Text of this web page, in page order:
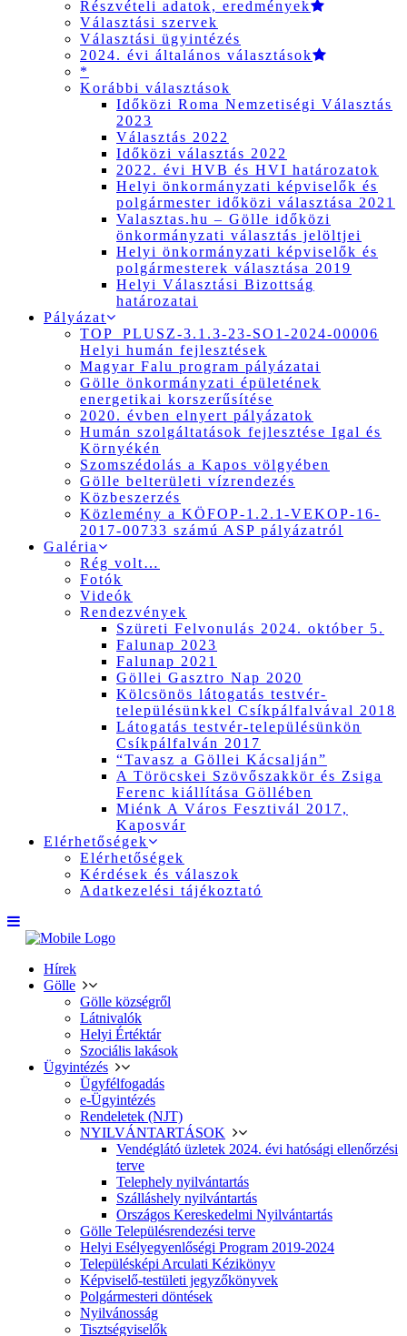
Részvételi adatok, eredmények
Választási szervek
Választási ügyintézés
2024. évi általános választások
*
Korábbi választások
Időközi Roma Nemzetiségi Választás
2023
Választás 2022
Időközi választás 2022
2022. évi HVB és HVI határozatok
Helyi önkormányzati képviselők és
polgármester időközi választása 2021
Valasztas.hu – Gölle időközi
önkormányzati választás jelöltjei
Helyi önkormányzati képviselők és
polgármesterek választása 2019
Helyi Választási Bizottság
határozatai
Pályázat
TOP_PLUSZ-3.1.3-23-SO1-2024-00006
Helyi humán fejlesztések
Magyar Falu program pályázatai
Gölle önkormányzati épületének
energetikai korszerűsítése
2020. évben elnyert pályázatok
Humán szolgáltatások fejlesztése Igal és
Környékén
Szomszédolás a Kapos völgyében
Gölle belterületi vízrendezés
Közbeszerzés
Közlemény a KÖFOP-1.2.1-VEKOP-16-
2017-00733 számú ASP pályázatról
Galéria
Rég volt…
Fotók
Videók
Rendezvények
Szüreti Felvonulás 2024. október 5.
Falunap 2023
Falunap 2021
Göllei Gasztro Nap 2020
Kölcsönös látogatás testvér-
településünkkel Csíkpálfalvával 2018
Látogatás testvér-településünkön
Csíkpálfalván 2017
“Tavasz a Göllei Kácsalján”
A Töröcskei Szövőszakkör és Zsiga
Ferenc kiállítása Göllében
Miénk A Város Fesztivál 2017,
Kaposvár
Elérhetőségek
Elérhetőségek
Kérdések és válaszok
Adatkezelési tájékoztató
Hírek
Gölle
Gölle községről
Látnivalók
Helyi Értéktár
Szociális lakások
Ügyintézés
Ügyfélfogadás
e-Ügyintézés
Rendeletek (NJT)
NYILVÁNTARTÁSOK
Vendéglátó üzletek 2024. évi hatósági ellenőrzési
terve
Telephely nyilvántartás
Szálláshely nyilvántartás
Országos Kereskedelmi Nyilvántartás
Gölle Településrendezési terve
Helyi Esélyegyenlőségi Program 2019-2024
Településképi Arculati Kézikönyv
Képviselő-testületi jegyzőkönyvek
Polgármesteri döntések
Nyilvánosság
Tisztségviselők